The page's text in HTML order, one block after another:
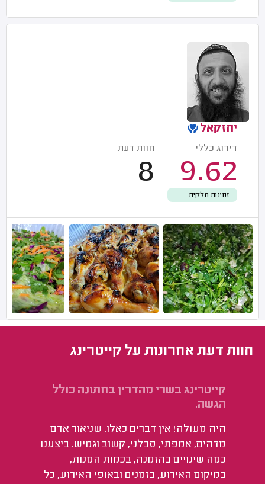
יחזקאל
דירוג כללי
9.62
חוות דעת
8
זמינות חלקית
חוות דעת אחרונות על קייטרינג
קייטרינג בשרי מהדרין בחתונה כולל
הגשה.
היה מעולה! אין דברים כאלו. שניאור אדם
מדהים, אמפתי, סבלני, קשוב וגמיש. ביצענו
כמה שינויים בהזמנה, בכמות המנות,
במיקום האירוע, בזמנים ובאופי האירוע, כל